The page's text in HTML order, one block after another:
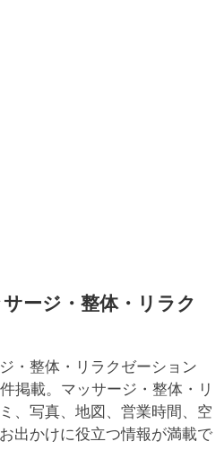
ージ・整体・リラク
・整体・リラクゼーション
掲載。マッサージ・整体・リ
、写真、地図、営業時間、空
出かけに役立つ情報が満載で